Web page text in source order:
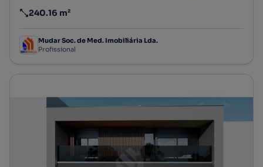
Preço por metro quadrado
240.16 m²
Mudar Soc. de Med. Imobiliária Lda.
Profissional